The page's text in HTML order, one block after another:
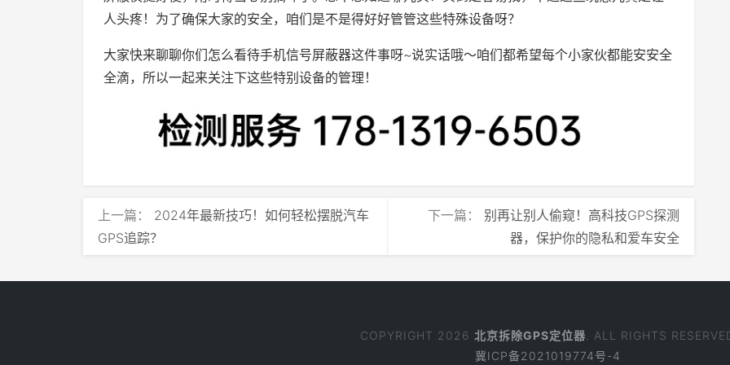
人头疼！为了确保大家的安全，咱们是不是得好好管管这些特殊设备呀？
大家快来聊聊你们怎么看待手机信号屏蔽器这件事呀~说实话哦～咱们都希望每个小家伙都能安安全
全滴，所以一起来关注下这些特别设备的管理！
上一篇： 2024年最新技巧！如何轻松摆脱汽车
GPS追踪？
下一篇： 别再让别人偷窥！高科技GPS探测
器，保护你的隐私和爱车安全
COPYRIGHT 2026 北京拆除GPS定位器 . ALL RIGHTS
冀ICP备2021019774号-4